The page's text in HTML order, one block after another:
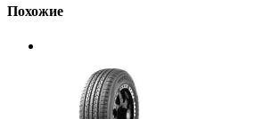
Похожие